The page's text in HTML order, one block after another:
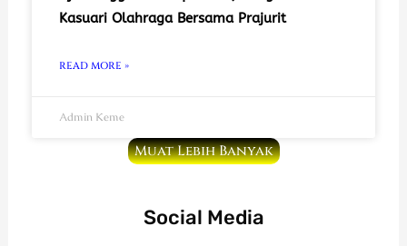
Kasuari Olahraga Bersama Prajurit
READ MORE »
Admin Keme
Muat Lebih Banyak
Social Media